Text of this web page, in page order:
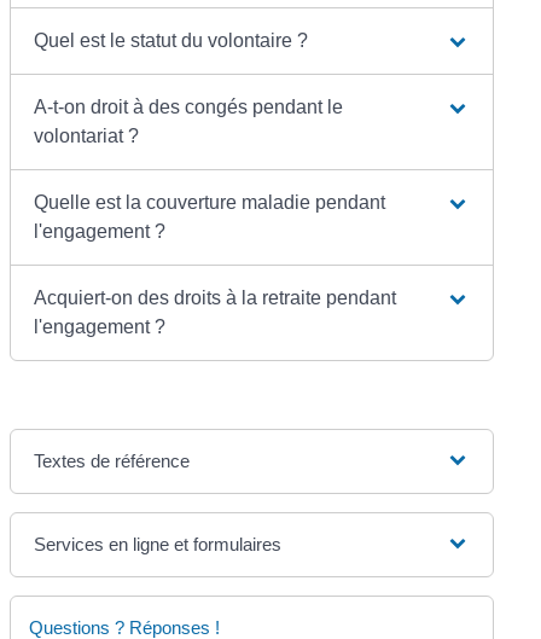
Quel est le statut du volontaire ?
A-t-on droit à des congés pendant le
volontariat ?
Quelle est la couverture maladie pendant
l'engagement ?
Acquiert-on des droits à la retraite pendant
l'engagement ?
Textes de référence
Services en ligne et formulaires
Questions ? Réponses !